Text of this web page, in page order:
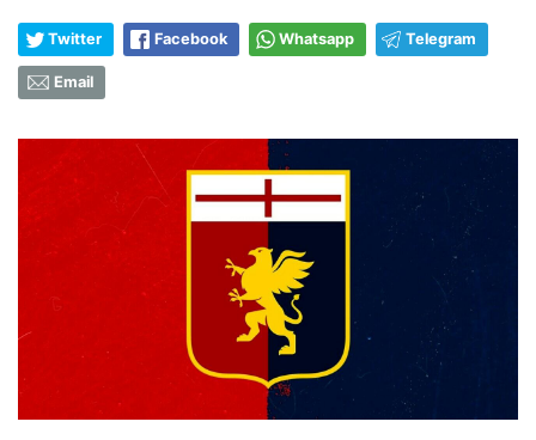
Twitter Facebook Whatsapp Telegram
Email